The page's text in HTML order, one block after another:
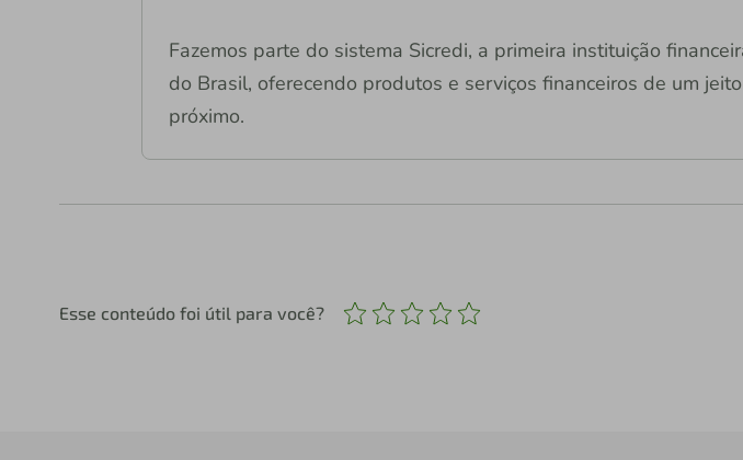
Fazemos parte do sistema Sicredi, a primeira instituição
do Brasil, oferecendo produtos e serviços financeiros de um
próximo.
Esse conteúdo foi útil para você?